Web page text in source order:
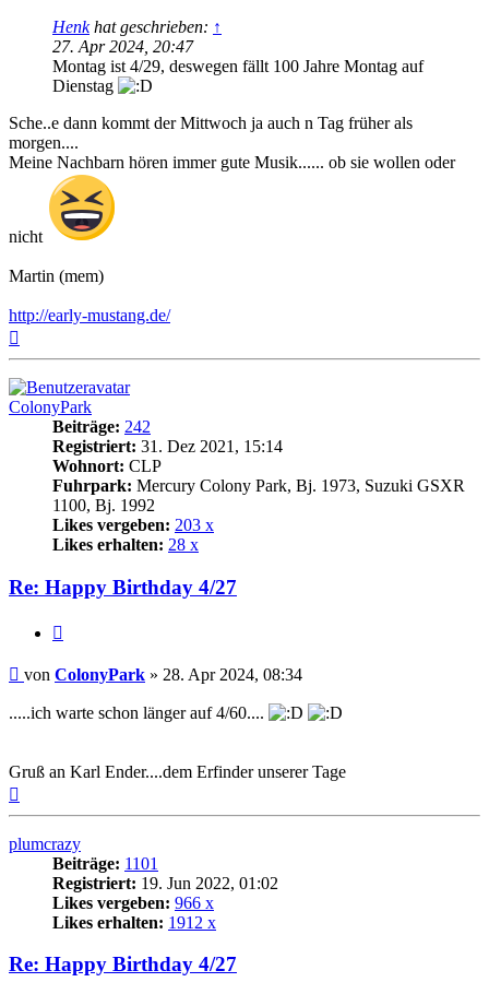
Henkhat geschrieben: ↑
27. Apr 2024, 20:47
Montag ist 4/29, deswegen fällt 100 Jahre Montag auf
Dienstag
Sche..e dann kommt der Mittwoch ja auch n Tag früher als
morgen....
Meine Nachbarn hören immer gute Musik...... ob sie wollen oder
nicht
Martin (mem)
http://early-mustang.de/
ColonyPark
Beiträge: 242
Registriert: 31. Dez 2021, 15:14
Wohnort: CLP
Fuhrpark: Mercury Colony Park, Bj. 1973, Suzuki GSXR
1100, Bj. 1992
Likes vergeben: 203 x
Likes erhalten: 28 x
Re: Happy Birthday 4/27
Beitrag
von ColonyPark » 28. Apr 2024, 08:34
.....ich warte schon länger auf 4/60....
Gruß an Karl Ender....dem Erfinder unserer Tage
plumcrazy
Beiträge: 1101
Registriert: 19. Jun 2022, 01:02
Likes vergeben: 966 x
Likes erhalten: 1912 x
Re: Happy Birthday 4/27